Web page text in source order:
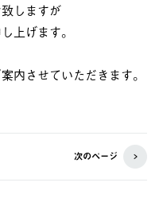
しますが
上げます。
内させていただきます。
次のページ